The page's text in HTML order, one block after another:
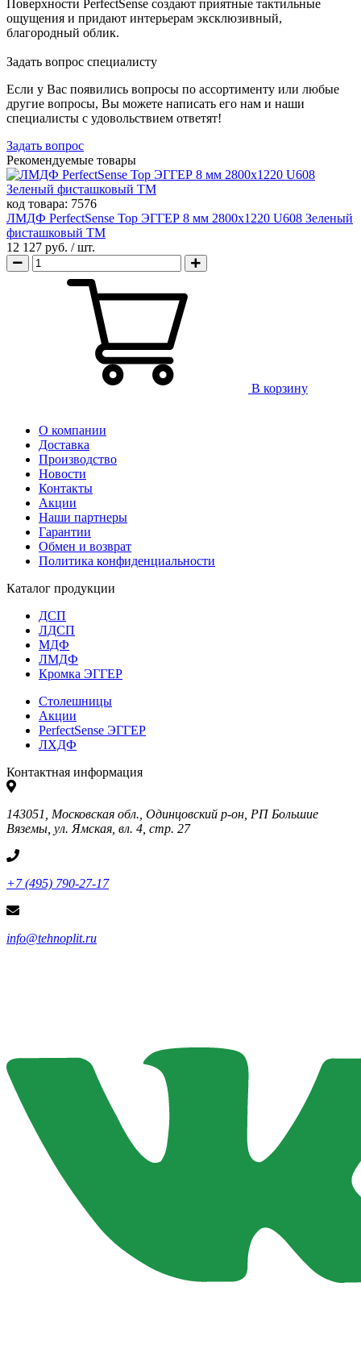
Поверхности PerfectSense создают приятные тактильные
ощущения и придают интерьерам эксклюзивный,
благородный облик.
Задать вопрос специалисту
Если у Вас появились вопросы по ассортименту или любые
другие вопросы, Вы можете написать его нам и наши
специалисты с удовольствием ответят!
Задать вопрос
Рекомендуемые товары
код товара: 7576
ЛМДФ PerfectSense Top ЭГГЕР 8 мм 2800х1220 U608 Зеленый
фисташковый TM
12 127 руб. / шт.
В корзину
О компании
Доставка
Производство
Новости
Контакты
Акции
Наши партнеры
Гарантии
Обмен и возврат
Политика конфиденциальности
Каталог продукции
ДСП
ЛДСП
МДФ
ЛМДФ
Кромка ЭГГЕР
Столешницы
Акции
PerfectSense ЭГГЕР
ЛХДФ
Контактная информация
143051, Московская обл., Одинцовский р-он, РП Большие
Вяземы, ул. Ямская, вл. 4, стр. 27
+7 (495) 790-27-17
info@tehnoplit.ru